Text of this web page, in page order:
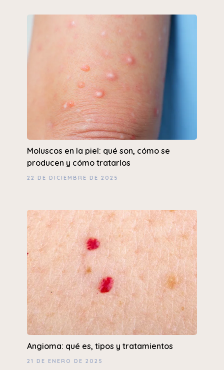
Moluscos en la piel: qué son, cómo se
producen y cómo tratarlos
22 DE DICIEMBRE DE 2025
Angioma: qué es, tipos y tratamientos
21 DE ENERO DE 2025